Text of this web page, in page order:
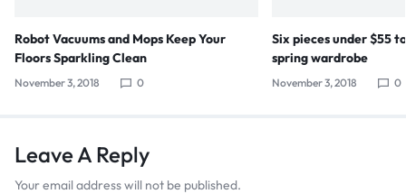
Robot Vacuums and Mops Keep Your
Floors Sparkling Clean
November 3, 2018 0
Six pieces under $55
spring wardrobe
November 3, 2018 0
Leave A Reply
Your email address will not be published.